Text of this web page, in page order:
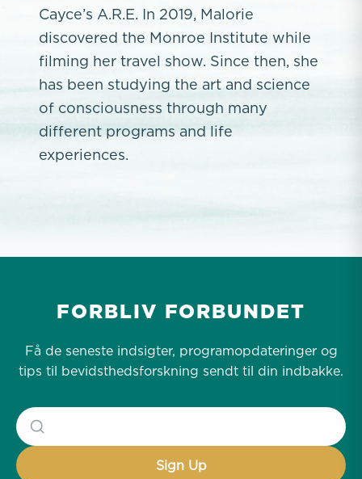
Cayce’s A.R.E. In 2019, Malorie
discovered the Monroe Institute while
filming her travel show. Since then, she
has been studying the art and science
of consciousness through many
different programs and life
experiences.
FORBLIV FORBUNDET
Få de seneste indsigter, programopdateringer og
tips til bevidsthedsforskning sendt til din indbakke.